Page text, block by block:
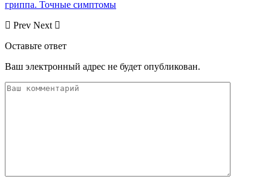
гриппа. Точные симптомы
Prev Next
Оставьте ответ
Ваш электронный адрес не будет опубликован.